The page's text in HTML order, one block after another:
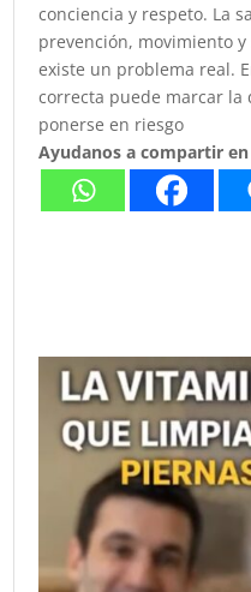
conciencia y respeto. La
prevención, movimiento
existe un problema real.
correcta puede marcar
ponerse en riesgo
Ayudanos a compartir